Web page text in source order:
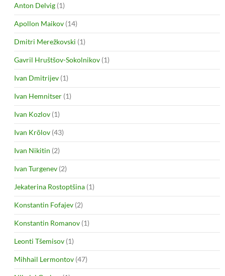
Anton Delvig (1)
Apollon Maikov (14)
Dmitri Merežkovski (1)
Gavril Hruštšov-Sokolnikov (1)
Ivan Dmitrijev (1)
Ivan Hemnitser (1)
Ivan Kozlov (1)
Ivan Krõlov (43)
Ivan Nikitin (2)
Ivan Turgenev (2)
Jekaterina Rostoptšina (1)
Konstantin Fofajev (2)
Konstantin Romanov (1)
Leonti Tšemisov (1)
Mihhail Lermontov (47)